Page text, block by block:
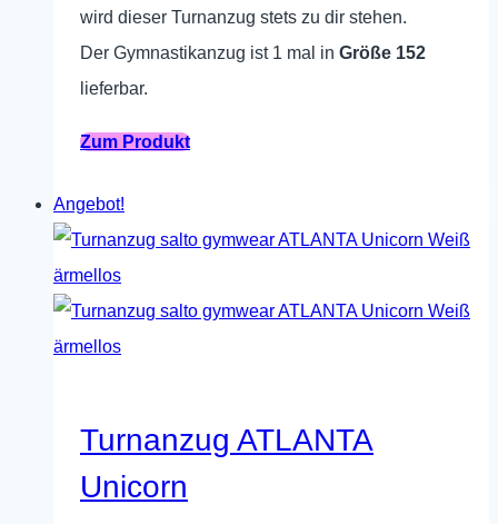
gewählt
werden
wird dieser Turnanzug stets zu dir stehen.
Der Gymnastikanzug ist 1 mal in Größe 152
lieferbar.
Zum ProduktDieses
mehrere
auf.
können
auf
Angebot!
Turnanzug ATLANTA
Unicorn